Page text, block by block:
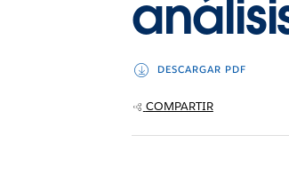
DESCARGAR PDF
COMPARTIR